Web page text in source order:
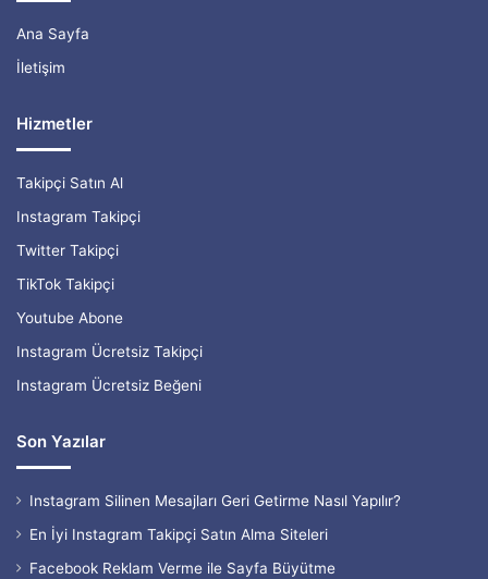
Ana Sayfa
İletişim
Hizmetler
Takipçi Satın Al
Instagram Takipçi
Twitter Takipçi
TikTok Takipçi
Youtube Abone
Instagram Ücretsiz Takipçi
Instagram Ücretsiz Beğeni
Son Yazılar
Instagram Silinen Mesajları Geri Getirme Nasıl Yapılır?
En İyi Instagram Takipçi Satın Alma Siteleri
Facebook Reklam Verme ile Sayfa Büyütme